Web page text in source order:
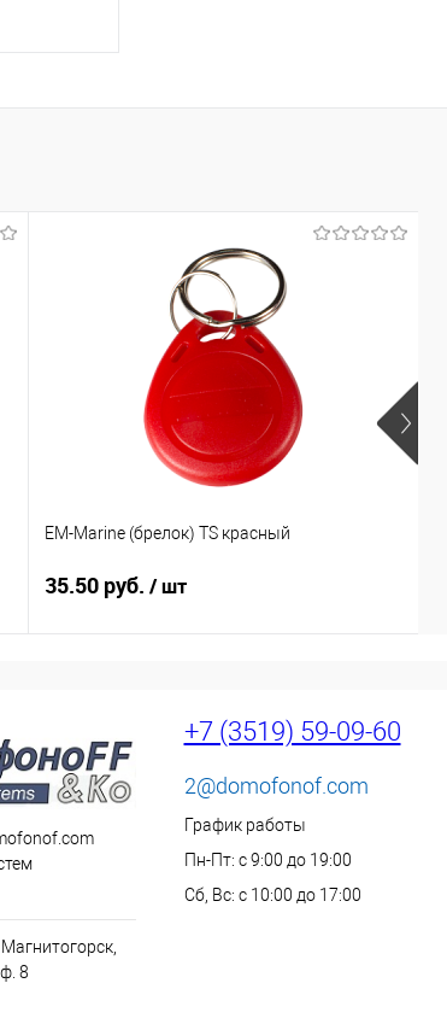
47
EM-Marine (брелок) TS красный
35.50 руб. / шт
8
+7 (3519) 59-09-60
2@domofonof.com
График работы
Пн-Пт: с 9:00 до 19:00
Сб, Вс: с 10:00 до 17:00